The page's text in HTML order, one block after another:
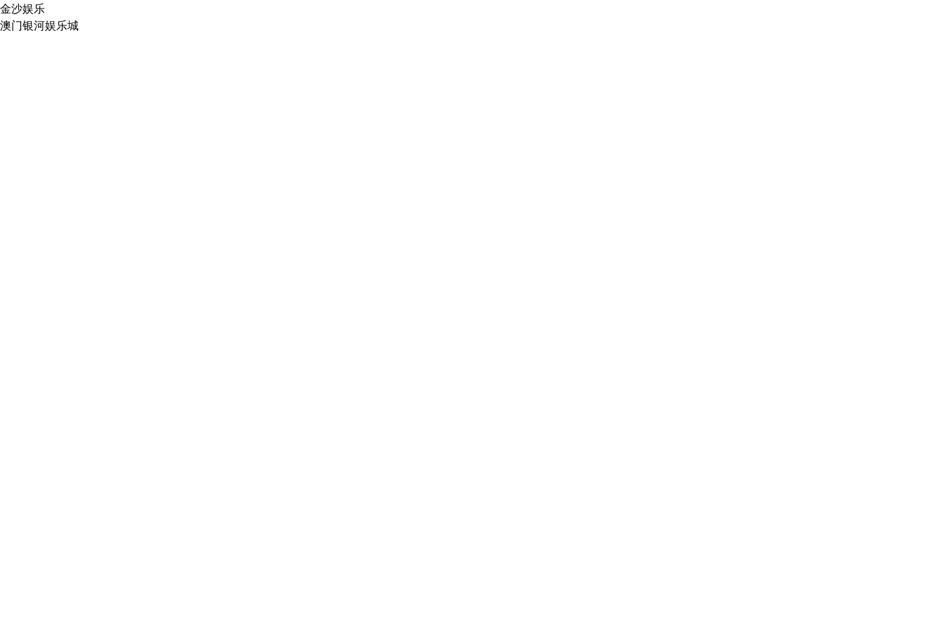
金沙娱乐
澳门银河娱乐城